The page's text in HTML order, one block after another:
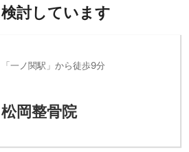
討しています
「一ノ関駅」から徒歩9分
松岡整骨院